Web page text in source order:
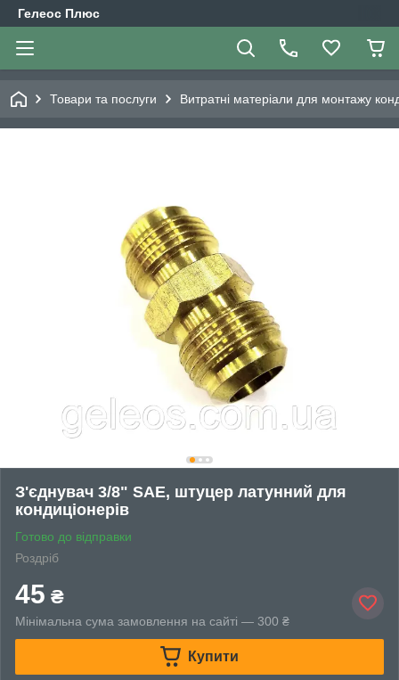
Гелеос Плюс
Товари та послуги Витратні матеріали для монтажу
З'єднувач 3/8" SAE, штуцер латунний для
кондиціонерів
Готово до відправки
Роздріб
45 ₴
Мінімальна сума замовлення на сайті — 300 ₴
Купити